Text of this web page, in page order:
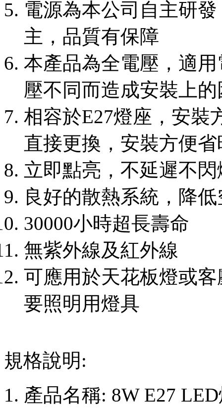
電源為本公司自主研
主，品質有保障
本產品為全電壓，適
壓不同而造成安裝上的
相容於E27燈座，安裝
直接更換，安裝方便省
立即點亮，不延遲不閃
良好的散熱系統，降
30000小時超長壽命
無紫外線及紅外線
可應用於天花板燈或
要照明用燈具
規格說明:
產品名稱: 8W E27